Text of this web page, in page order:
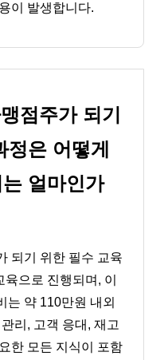
이 발생합니다.
점주가 되기
은 어떻게
얼마인가
되기 위한 필수 교육
으로 진행되며, 이
는 약 110만원 내외
리, 고객 응대, 재고
한 모든 지식이 포함